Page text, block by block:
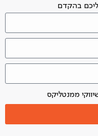
בהקדם
ממנטליקס